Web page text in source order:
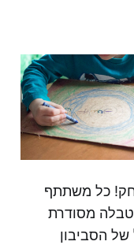
כל משתתף
מסודרת
הסביבון